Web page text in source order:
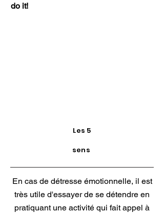
do it!
Les 5
sens
En cas de détresse émotionnelle, il est
très utile d'essayer de se détendre en
pratiquant une activité qui fait appel à